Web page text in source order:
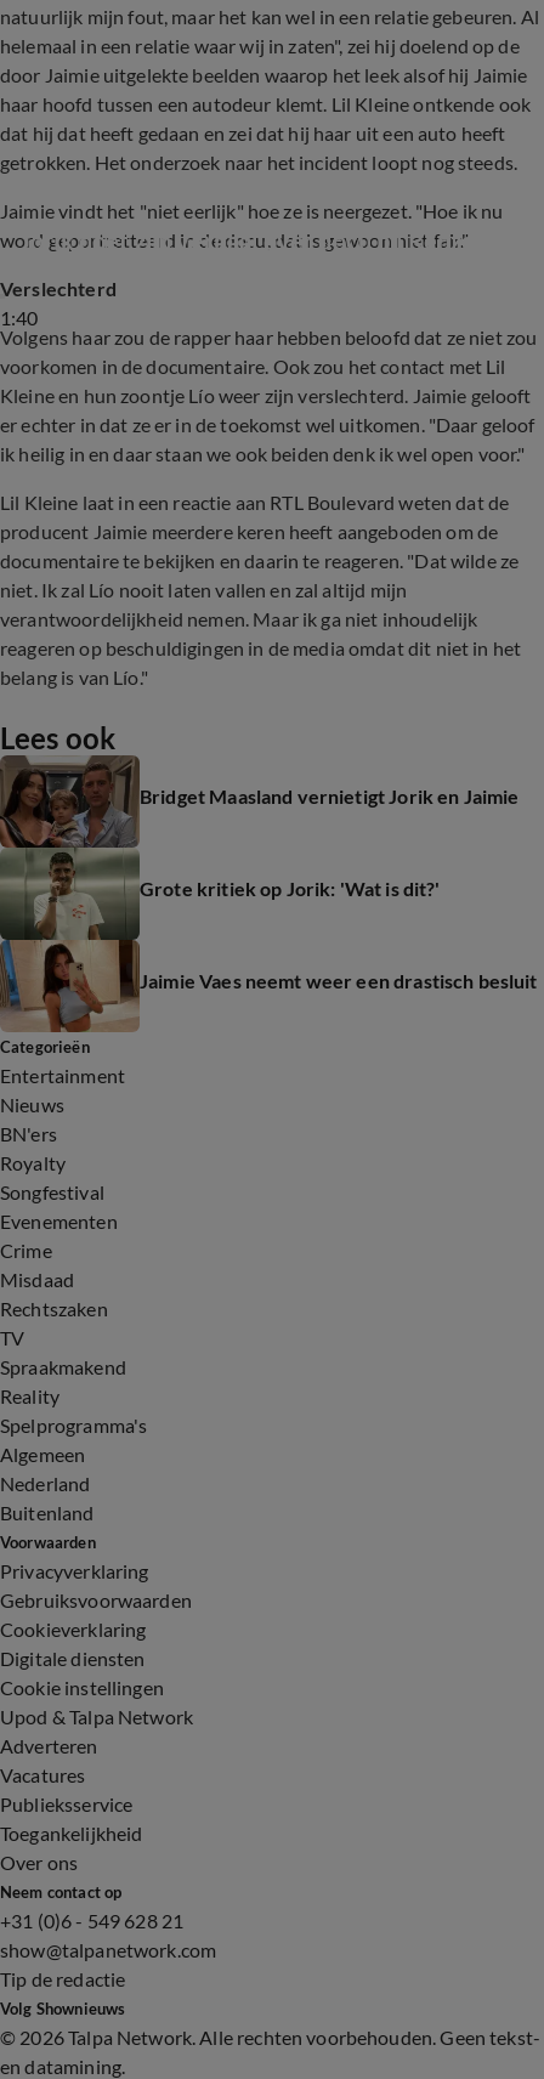
natuurlijk mijn fout, maar het kan wel in een relatie gebeuren. Al
helemaal in een relatie waar wij in zaten", zei hij doelend op de
door Jaimie uitgelekte beelden waarop het leek alsof hij Jaimie
haar hoofd tussen een autodeur klemt. Lil Kleine ontkende ook
dat hij dat heeft gedaan en zei dat hij haar uit een auto heeft
getrokken. Het onderzoek naar het incident loopt nog steeds.
Jaimie vindt het "niet eerlijk" hoe ze is neergezet. "Hoe ik nu
word geportretteerd in de docu, dat is gewoon niet fair."
1:40
Jorik doet zijn verhaal over docu bij Renze
Verslechterd
Volgens haar zou de rapper haar hebben beloofd dat ze niet zou
voorkomen in de documentaire. Ook zou het contact met Lil
Kleine en hun zoontje Lío weer zijn verslechterd. Jaimie gelooft
er echter in dat ze er in de toekomst wel uitkomen. "Daar geloof
ik heilig in en daar staan we ook beiden denk ik wel open voor."
Lil Kleine laat in een reactie aan RTL Boulevard weten dat de
producent Jaimie meerdere keren heeft aangeboden om de
documentaire te bekijken en daarin te reageren. "Dat wilde ze
niet. Ik zal Lío nooit laten vallen en zal altijd mijn
verantwoordelijkheid nemen. Maar ik ga niet inhoudelijk
reageren op beschuldigingen in de media omdat dit niet in het
belang is van Lío."
Lees ook
Bridget Maasland vernietigt Jorik en Jaimie
Grote kritiek op Jorik: 'Wat is dit?'
Jaimie Vaes neemt weer een drastisch besluit
Categorieën
Entertainment
Nieuws
BN'ers
Royalty
Songfestival
Evenementen
Crime
Misdaad
Rechtszaken
TV
Spraakmakend
Reality
Spelprogramma's
Algemeen
Nederland
Buitenland
Voorwaarden
Privacyverklaring
Gebruiksvoorwaarden
Cookieverklaring
Digitale diensten
Cookie instellingen
Upod & Talpa Network
Adverteren
Vacatures
Publieksservice
Toegankelijkheid
Over ons
Neem contact op
+31 (0)6 - 549 628 21
show@talpanetwork.com
Tip de redactie
Volg Shownieuws
© 2026 Talpa Network. Alle rechten voorbehouden. Geen tekst-
en datamining.